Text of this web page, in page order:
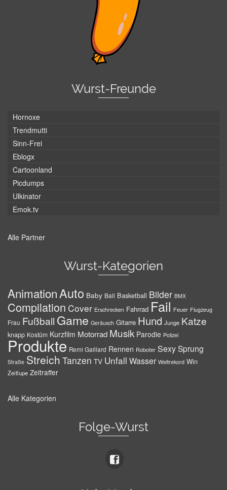
Wurst-Freunde
Hornoxe
Trendmutti
Sinn-Frei
Eblogx
Cartoonland
Picdumps
Ulkinator
Emok.tv
Alle Partner
Wurst-Kategorien
AnimationAuto Baby Ball Basketball Bilder BMX
Compilation Cover Erschrecken Fahrrad Fail Feuer Flugzeug
Frau Fußball Game Geräusch Gitarre Hund Junge Katze
knapp Kostüm Kurzfilm Motorrad Musik Parodie Polizei
Produkte Remi Gaillard Rennen Roboter SexySprung
Straße Streich Tanzen TV Unfall Wasser Weltrekord Win
Zeitlupe Zeitraffer
Alle Kategorien
Folge-Wurst